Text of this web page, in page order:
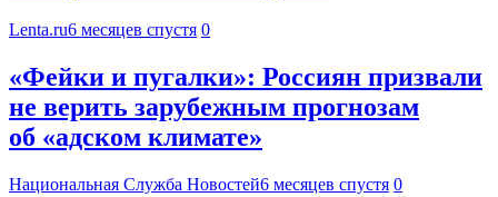
Lenta.ru6 месяцев спустя 0
«Фейки и пугалки»: Россиян призвали
не верить зарубежным прогнозам
об «адском климате»
Национальная Служба Новостей6 месяцев спустя 0